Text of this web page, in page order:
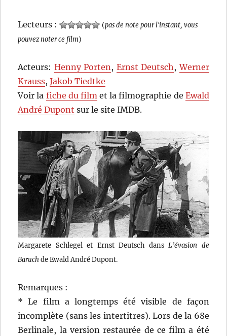
Lecteurs : (pas de note pour l'instant, vous
pouvez noter ce film)
Acteurs: Henny Porten , Ernst Deutsch ,Werner
Krauss,Jakob Tiedtke
Voir la fiche du film et la filmographie de Ewald
André Dupont sur le site IMDB.
Margarete Schlegel et Ernst Deutsch dansL’évasion de
Baruch de Ewald André Dupont.
Remarques :
* Le film a longtemps été visible de façon
incomplète (sans les intertitres). Lors de la 68e
Berlinale, la version restaurée de ce film a été